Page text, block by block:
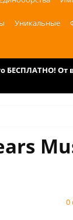
Уникальные
От
0